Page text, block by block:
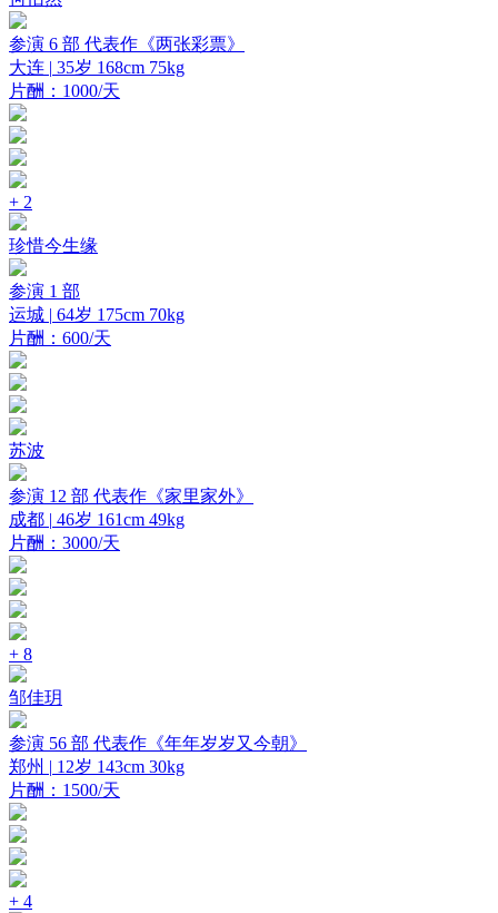
参演 6 部 代表作《两张彩票》
大连 | 35岁 168cm 75kg
片酬：1000/天
+ 2
珍惜今生缘
参演 1 部
运城 | 64岁 175cm 70kg
片酬：600/天
苏波
参演 12 部 代表作《家里家外》
成都 | 46岁 161cm 49kg
片酬：3000/天
+ 8
邹佳玥
参演 56 部 代表作《年年岁岁又今朝》
郑州 | 12岁 143cm 30kg
片酬：1500/天
+ 4